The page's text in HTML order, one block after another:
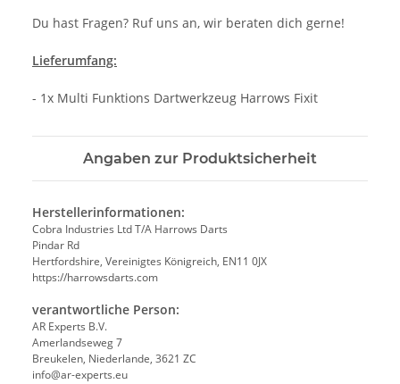
Du hast Fragen? Ruf uns an, wir beraten dich gerne!
Lieferumfang:
- 1x Multi Funktions Dartwerkzeug Harrows Fixit
Angaben zur Produktsicherheit
Herstellerinformationen:
Cobra Industries Ltd T/A Harrows Darts
Pindar Rd
Hertfordshire, Vereinigtes Königreich, EN11 0JX
https://harrowsdarts.com
verantwortliche Person:
AR Experts B.V.
Amerlandseweg 7
Breukelen, Niederlande, 3621 ZC
info@ar-experts.eu